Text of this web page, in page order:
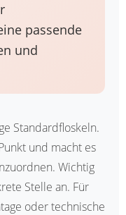
passende
und
Standardfloskeln.
und macht es
Wichtig
Stelle an. Für
oder technische